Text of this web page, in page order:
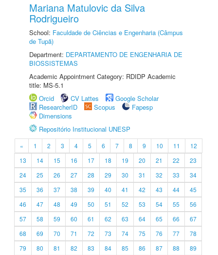
Mariana Matulovic da Silva
Rodrigueiro
School: Faculdade de Ciências e Engenharia (Câmpus
de Tupã)
Department: DEPARTAMENTO DE ENGENHARIA DE
BIOSSISTEMAS
Academic Appointment Category: RDIDP Academic
title: MS-5.1
Orcid
CV Lattes
Google Scholar
ResearcherID
Scopus
Fapesp
Dimensions
Repositório Institucional UNESP
« 1 2 3 4 5 6 7 8 9 10 11
12
13
14 15 16 17 18 19 20 21 22
23
24
25 26 27 28 29 30 31 32 33
34
35
36 37 38 39 40 41 42 43 44
45
46
47 48 49 50 51 52 53 54 55
56
57
58 59 60 61 62 63 64 65 66
67
68
69 70 71 72 73 74 75 76 77
78
79
80 81 82 83 84 85 86 87 88
89